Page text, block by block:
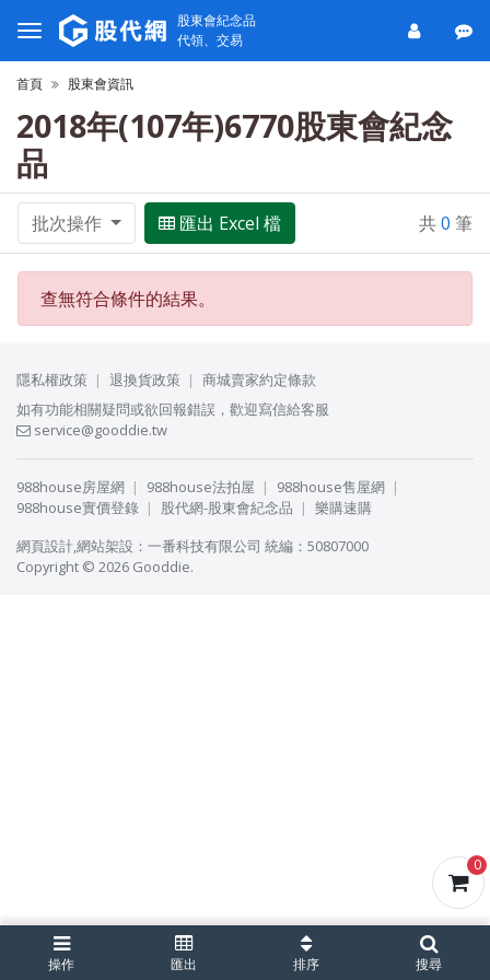
0
股東會紀念品
代領、交易
首頁 股東會資訊
2018年(107年)6770股東會紀念
品
批次操作 匯出 Excel 檔 共0 筆
查無符合條件的結果。
操作 匯出 排序 搜尋
隱私權政策 退換貨政策
商城賣家約定條款
如有功能相關疑問或欲回報錯誤，歡迎寫信給客服
service@gooddie.tw
988house房屋網 988house法拍屋
988house售屋網
988house實價登錄
股代網-股東會紀念品
樂購速購
網頁設計,網站架設 ： 一番科技有限公司 統編：50807000
Copyright © 2026 Gooddie.